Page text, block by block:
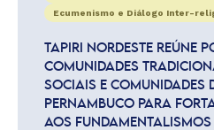
Ecumenismo e Diálogo Inter-
TAPIRI NORDESTE REÚNE
COMUNIDADES
SOCIAIS E COMUNIDADES
PERNAMBUCO PARA
AOS FUNDAMENTALISMOS